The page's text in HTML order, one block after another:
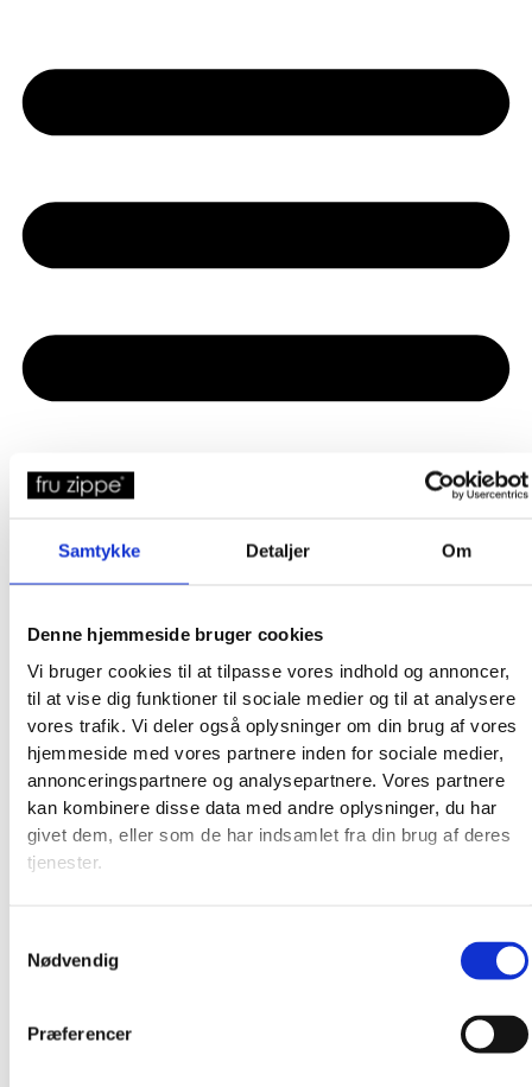
Samtykke Detaljer Om
Denne hjemmeside bruger cookies
Vi bruger cookies til at tilpasse vores indhold og annoncer,
til at vise dig funktioner til sociale medier og til at analysere
vores trafik. Vi deler også oplysninger om din brug af vores
hjemmeside med vores partnere inden for sociale medier,
annonceringspartnere og analysepartnere. Vores partnere
kan kombinere disse data med andre oplysninger, du har
givet dem, eller som de har indsamlet fra din brug af deres
tjenester.
Nødvendig
Præferencer